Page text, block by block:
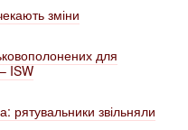
зміни
для
ISW
рятувальники звільняли